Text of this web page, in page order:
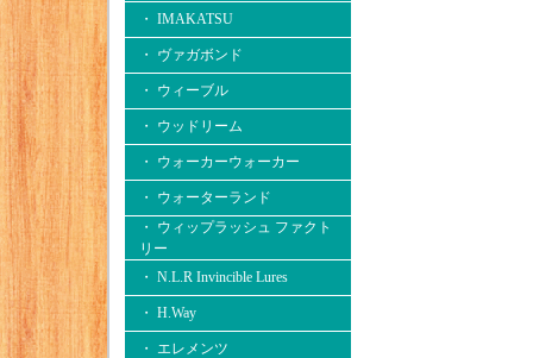
・ IMAKATSU
・ ヴァガボンド
・ ウィーブル
・ ウッドリーム
・ ウォーカーウォーカー
・ ウォーターランド
・ ウィップラッシュ ファクト
リー
・ N.L.R Invincible Lures
・ H.Way
・ エレメンツ